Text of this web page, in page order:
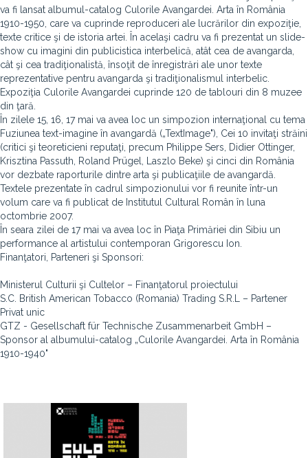
va fi lansat albumul-catalog Culorile Avangardei. Arta în România
1910-1950, care va cuprinde reproduceri ale lucrărilor din expoziţie,
texte critice şi de istoria artei. În acelaşi cadru va fi prezentat un slide-
show cu imagini din publicistica interbelică, atât cea de avangarda,
cât şi cea tradiţionalistă, însoţit de înregistrări ale unor texte
reprezentative pentru avangarda şi tradiţionalismul interbelic.
Expoziţia Culorile Avangardei cuprinde 120 de tablouri din 8 muzee
din ţară.
În zilele 15, 16, 17 mai va avea loc un simpozion internaţional cu tema
Fuziunea text-imagine în avangardă („TextImage"), Cei 10 invitaţi străini
(critici şi teoreticieni reputaţi, precum Philippe Sers, Didier Ottinger,
Krisztina Passuth, Roland Prügel, Laszlo Beke) şi cinci din România
vor dezbate raporturile dintre arta şi publicaţiile de avangardă.
Textele prezentate în cadrul simpozionului vor fi reunite într-un
volum care va fi publicat de Institutul Cultural Român în luna
octombrie 2007.
În seara zilei de 17 mai va avea loc în Piaţa Primăriei din Sibiu un
performance al artistului contemporan Grigorescu Ion.
Finanţatori, Parteneri şi Sponsori:
Ministerul Culturii şi Cultelor – Finanţatorul proiectului
S.C. British American Tobacco (Romania) Trading S.R.L – Partener
Privat unic
GTZ - Gesellschaft für Technische Zusammenarbeit GmbH –
Sponsor al albumului-catalog „Culorile Avangardei. Arta în România
1910-1940"